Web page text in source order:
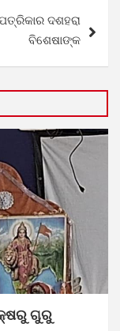
ଦଶହରା
ବିଶେଷାଙ୍କ
ଗୁରୁ